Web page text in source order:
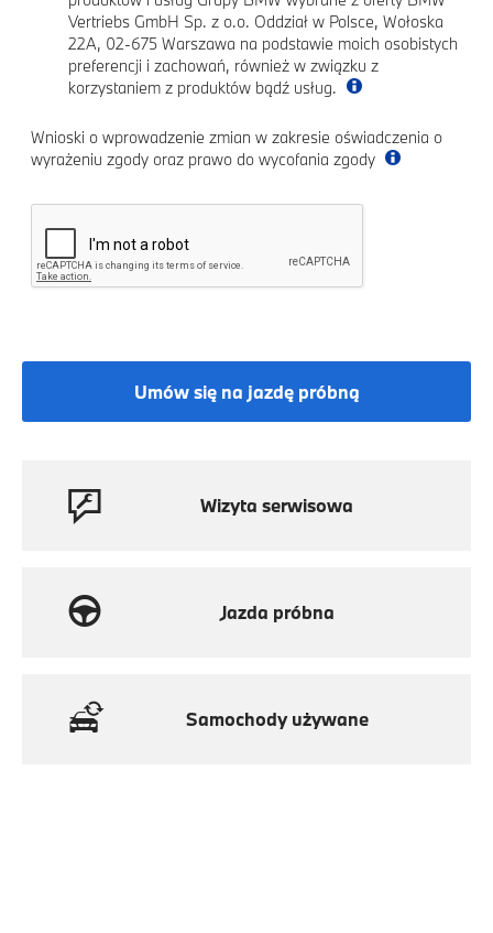
Vertriebs GmbH Sp. z o.o. Oddział w Polsce, Wołoska
22A, 02-675 Warszawa na podstawie moich osobistych
preferencji i zachowań, również w związku z
korzystaniem z produktów bądź usług.
Wnioski o wprowadzenie zmian w zakresie oświadczenia o
wyrażeniu zgody oraz prawo do wycofania zgody
Umów się na jazdę próbną
Wizyta serwisowa
Jazda próbna
Samochody używane